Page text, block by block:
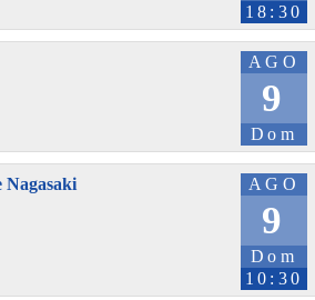
18:30
AGO
9
Dom
AGO
9
Dom
10:30
Nagasaki